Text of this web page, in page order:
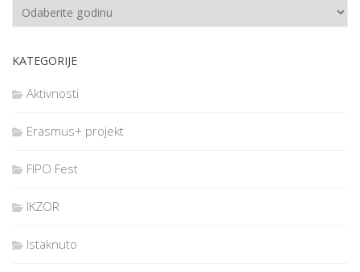
KATEGORIJE
Aktivnosti
Erasmus+ projekt
FIPO Fest
IKZOR
Istaknuto